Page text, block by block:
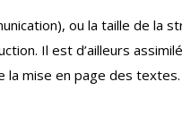
ou la taille de la
Il est d’ailleurs
la mise en page des textes.